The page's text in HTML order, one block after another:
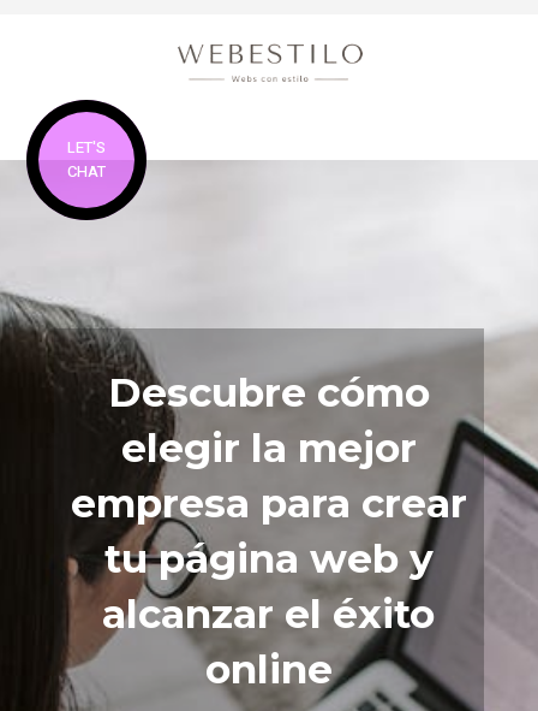
LET'S
CHAT
Descubre cómo
elegir la mejor
empresa para crear
tu página web y
alcanzar el éxito
online